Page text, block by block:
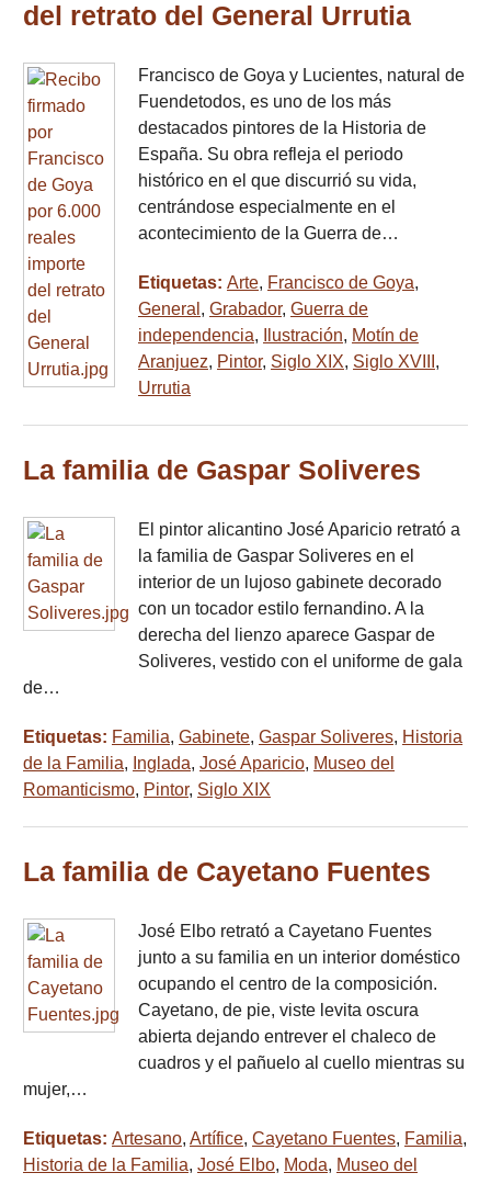
del retrato del General Urrutia
Francisco de Goya y Lucientes, natural de
Fuendetodos, es uno de los más
destacados pintores de la Historia de
España. Su obra refleja el periodo
histórico en el que discurrió su vida,
centrándose especialmente en el
acontecimiento de la Guerra de…
Etiquetas: Arte, Francisco de Goya,
General , Grabador, Guerra de
independencia, Ilustración, Motín de
Aranjuez, Pintor, Siglo XIX, Siglo XVIII ,
Urrutia
La familia de Gaspar Soliveres
El pintor alicantino José Aparicio retrató a
la familia de Gaspar Soliveres en el
interior de un lujoso gabinete decorado
con un tocador estilo fernandino. A la
derecha del lienzo aparece Gaspar de
Soliveres, vestido con el uniforme de gala
de…
Etiquetas: Familia, Gabinete, Gaspar Soliveres, Historia
de la Familia, Inglada, José Aparicio, Museo del
Romanticismo, Pintor, Siglo XIX
La familia de Cayetano Fuentes
José Elbo retrató a Cayetano Fuentes
junto a su familia en un interior doméstico
ocupando el centro de la composición.
Cayetano, de pie, viste levita oscura
abierta dejando entrever el chaleco de
cuadros y el pañuelo al cuello mientras su
mujer,…
Etiquetas: Artesano, Artífice, Cayetano Fuentes, Familia,
Historia de la Familia, José Elbo, Moda, Museo del